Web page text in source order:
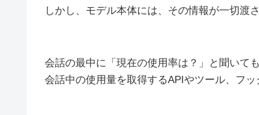
しかし、モデル本体には、その情報が一切渡
会話の最中に「現在の使用率は？」と聞いて
会話中の使用量を取得するAPIやツール、フッ